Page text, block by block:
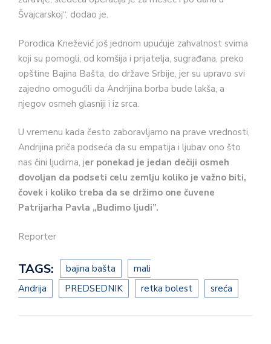
Švajcarskoj“, dodao je.
Porodica Knežević još jednom upućuje zahvalnost svima
koji su pomogli, od komšija i prijatelja, sugrađana, preko
opštine Bajina Bašta, do države Srbije, jer su upravo svi
zajedno omogućili da Andrijina borba bude lakša, a
njegov osmeh glasniji i iz srca.
U vremenu kada često zaboravljamo na prave vrednosti,
Andrijina priča podseća da su empatija i ljubav ono što
nas čini ljudima, jer ponekad je jedan dečiji osmeh
dovoljan da podseti celu zemlju koliko je važno biti,
čovek i koliko treba da se držimo one čuvene
Patrijarha Pavla „Budimo ljudi”.
Reporter
TAGS: bajina bašta
mali
Andrija
PREDSEDNIK retka bolest sreća